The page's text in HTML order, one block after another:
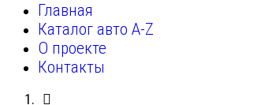
Главная
Каталог авто A-Z
О проекте
Контакты